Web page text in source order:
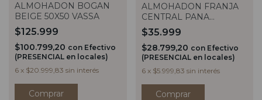
ALMOHADON BOGAN
BEIGE 50X50 VASSA
$125.999
$100.799,20 con Efectivo
(PRESENCIAL en locales)
6 x $20.999,83 sin interés
Comprar
ALMOHADON FRANJA
CENTRAL PANA
AVELLANA 40X40
$35.999
$28.799,20 con Efectivo
(PRESENCIAL en locales)
6 x $5.999,83 sin interés
Comprar